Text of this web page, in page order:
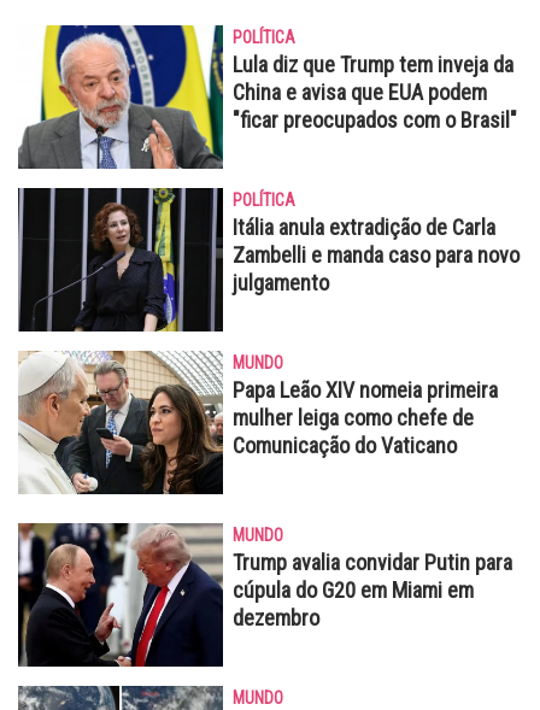
POLÍTICA
Lula diz que Trump tem inveja da
China e avisa que EUA podem
"ficar preocupados com o Brasil"
POLÍTICA
Itália anula extradição de Carla
Zambelli e manda caso para novo
julgamento
MUNDO
Papa Leão XIV nomeia primeira
mulher leiga como chefe de
Comunicação do Vaticano
MUNDO
Trump avalia convidar Putin para
cúpula do G20 em Miami em
dezembro
MUNDO